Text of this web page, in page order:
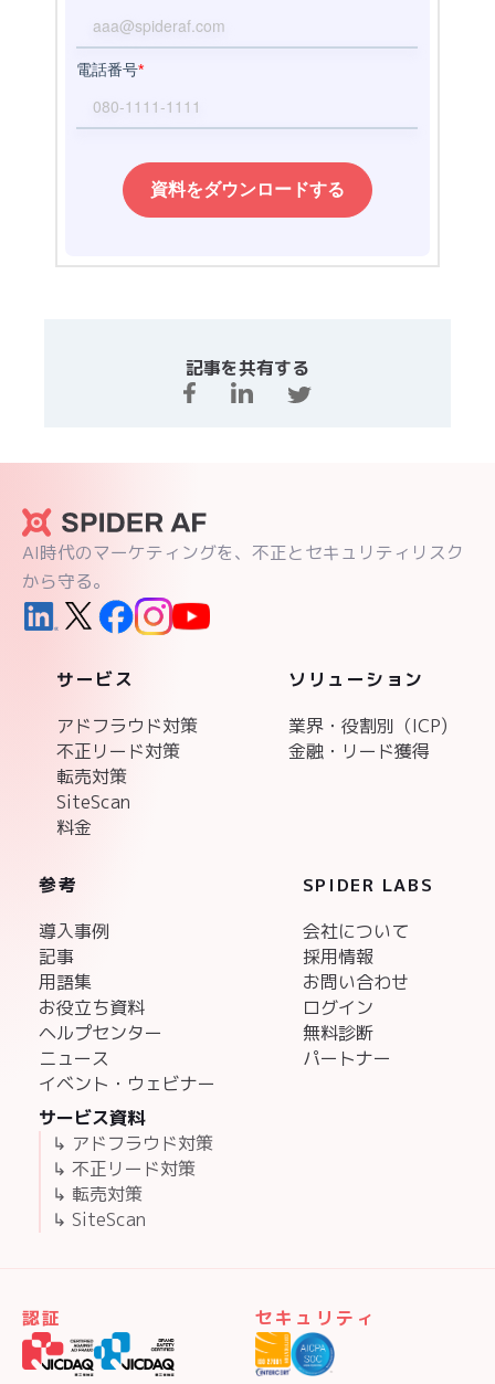
記事を共有する
AI時代のマーケティングを、不正とセキュリティリスク
から守る。
サービス
アドフラウド対策
不正リード対策
転売対策
SiteScan
料金
ソリューション
業界・役割別（ICP)
金融・リード獲得
参考
導入事例
記事
用語集
お役立ち資料
ヘルプセンター
ニュース
イベント・ウェビナー
サービス資料
↳ アドフラウド対策
↳ 不正リード対策
↳ 転売対策
↳ SiteScan
SPIDER LABS
会社について
採用情報
お問い合わせ
ログイン
無料診断
パートナー
認証 セキュリティ